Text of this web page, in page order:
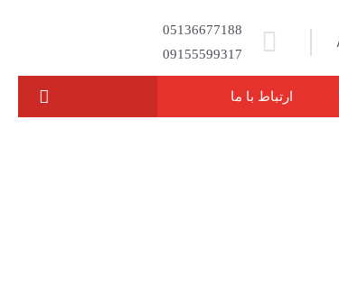
05136677188
09155599317
ارتباط با ما